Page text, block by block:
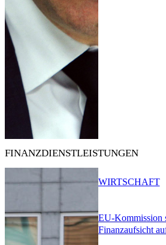
FINANZDIENSTLEISTUNGEN
EU-Kommission
Finanzaufsicht
WIRTSCHAFT